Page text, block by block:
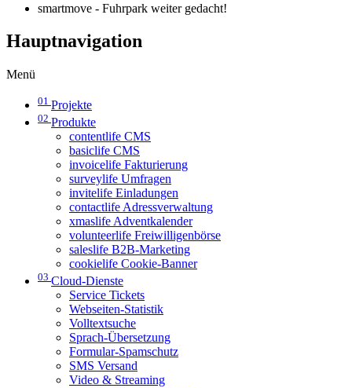
smartmove - Fuhrpark weiter gedacht!
Hauptnavigation
Menü
01 Projekte
02 Produkte
contentlife CMS
basiclife CMS
invoicelife Fakturierung
surveylife Umfragen
invitelife Einladungen
contactlife Adressverwaltung
xmaslife Adventkalender
volunteerlife Freiwilligenbörse
saleslife B2B-Marketing
cookielife Cookie-Banner
03 Cloud-Dienste
Service Tickets
Webseiten-Statistik
Volltextsuche
Sprach-Übersetzung
Formular-Spamschutz
SMS Versand
Video & Streaming